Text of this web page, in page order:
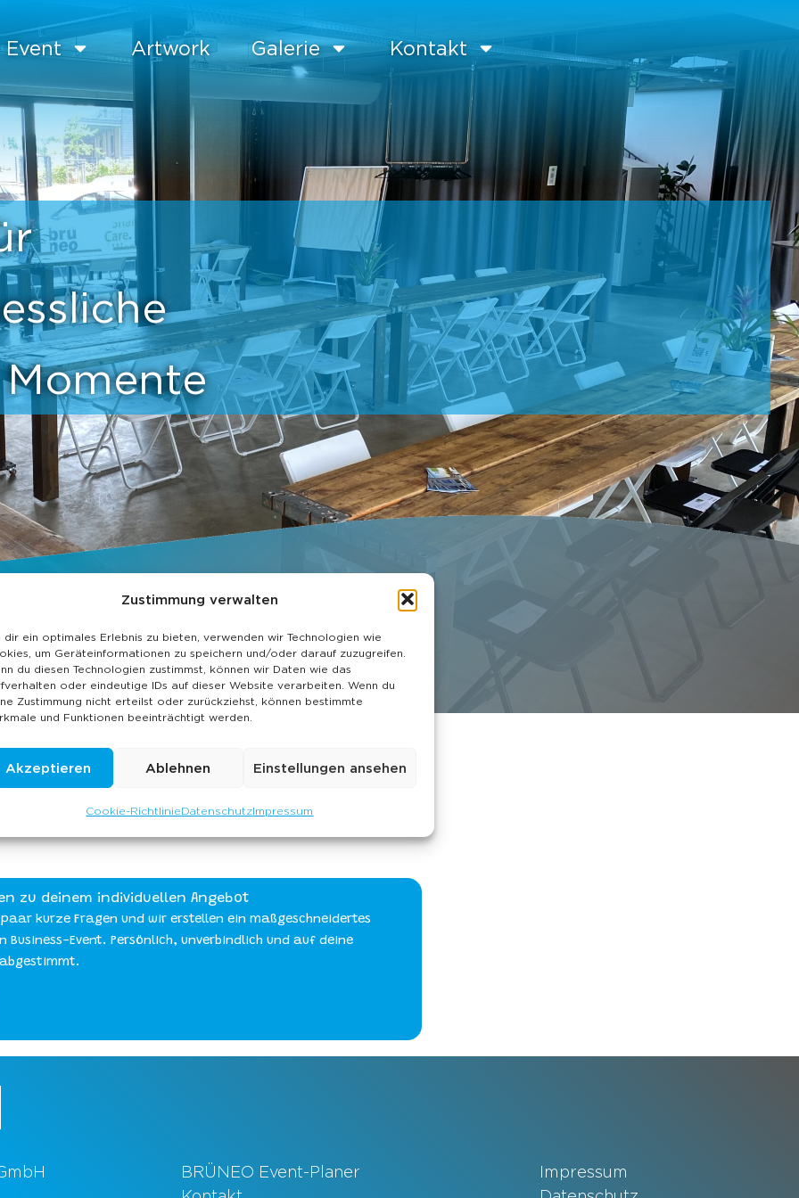
Zustimmung verwalten
dir ein optimales Erlebnis zu bieten, verwenden wir Technologien wie
um Geräteinformationen zu speichern und/oder darauf zuzugreifen.
du diesen Technologien zustimmst, können wir Daten wie das
oder eindeutige IDs auf dieser Website verarbeiten. Wenn du
Zustimmung nicht erteilst oder zurückziehst, können bestimmte
und Funktionen beeinträchtigt werden.
Akzeptieren Ablehnen Einstellungen ansehen
Cookie-RichtlinieDatenschutzImpressum
Event Artwork Galerie Kontakt
Momente
planen
von Herzen, BRÜNEO!
Planer
BRÜNEO Event-Planer
Impressum